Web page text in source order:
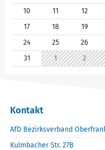
10
11 12
17
18 19
24
25 26
31
1 2
Kontakt
AfD Bezirksverband
Kulmbacher Str. 27B